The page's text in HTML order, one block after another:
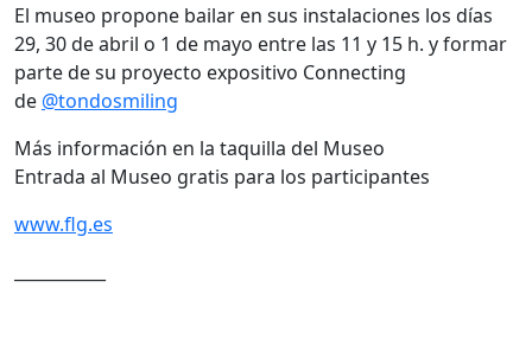
El museo propone bailar en sus instalaciones los días
29, 30 de abril o 1 de mayo entre las 11 y 15 h. y formar
parte de su proyecto expositivo Connecting
de @tondosmiling
Más información en la taquilla del Museo
Entrada al Museo gratis para los participantes
www.flg.es